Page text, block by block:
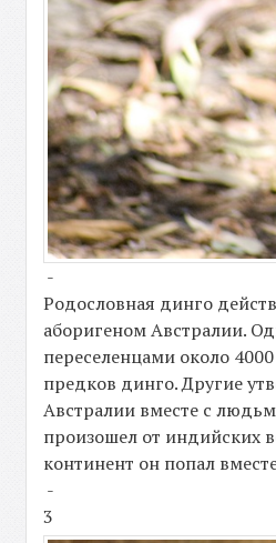
-
Родословная динго
аборигеном Австралии.
переселенцами около
предков динго. Другие
Австралии вместе с
произошел от индийских
континент он попал
-
3